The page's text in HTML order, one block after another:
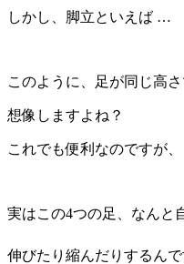
しかし、脚立といえば …
このように、足が同じ高
想像しますよね？
これでも便利なのですが、
実はこの4つの足、なんと
伸びたり縮んだりするん